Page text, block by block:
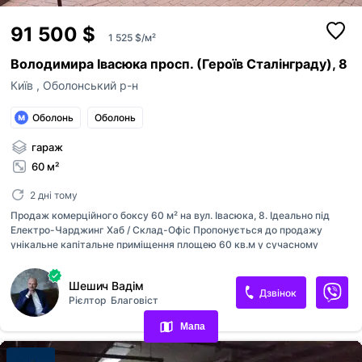
Контакти
Обрані оголошення
Переглянуті оголошення
91 500 $ 1 525 $/м²
Володимира Івасюка просп. (Героїв Сталінграду), 8
Київ , Оболонський р-н
Оболонь Оболонь
гараж
60 м²
2 дні тому
Продаж комерційного боксу 60 м² на вул. Івасюка, 8. Ідеально під
Електро-Чарджинг Хаб / Склад-Офіс Пропонується до продажу
унікальне капітальне приміщення площею 60 кв.м у сучасному
ідеально розпланований та підготовлений під високоприбутковий
бізнес — приватну станцію зарядки електромобілів (EV Charging Hub)
з клієнтською зоною, або під власний бізнес-офіс/склад. Продумане
зонування (2 окремі зони): 1. Зона зарядки та паркінгу: комфортно
вміщує 2 автомобілі одночасно. Широкий заїзд, захищене від негоди
сухе приміщення. 2. Клієнтська/Адміністративна зона: окрема
Шешич Вадім
Рієлтор Благовіст
Дзвінок
Мапа